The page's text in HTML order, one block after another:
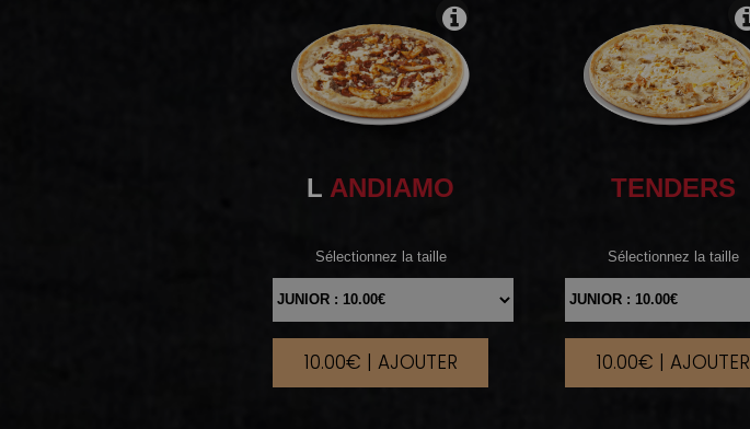
L ANDIAMO
Sélectionnez la taille
|
10.00€ | AJOUTER
TENDERS
Sélectionnez la taille
|
10.00€ | AJOUTER